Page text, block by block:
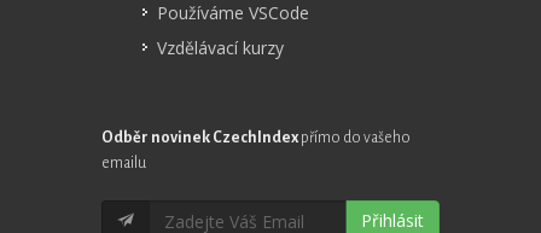
Používáme VSCode
Vzdělávací kurzy
Odběr novinek CzechIndex přímo do vašeho
emailu
Přihlásit